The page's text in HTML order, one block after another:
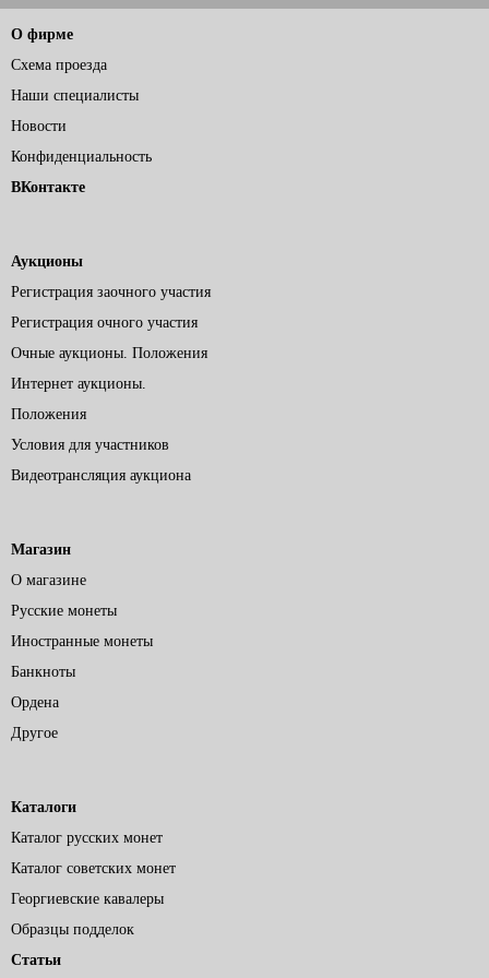
О фирме
Схема проезда
Наши специалисты
Новости
Конфиденциальность
ВКонтакте
Аукционы
Регистрация заочного участия
Регистрация очного участия
Очные аукционы. Положения
Интернет аукционы.
Положения
Условия для участников
Видеотрансляция аукциона
Магазин
О магазине
Русские монеты
Иностранные монеты
Банкноты
Ордена
Другое
Каталоги
Каталог русских монет
Каталог советских монет
Георгиевские кавалеры
Образцы подделок
Статьи